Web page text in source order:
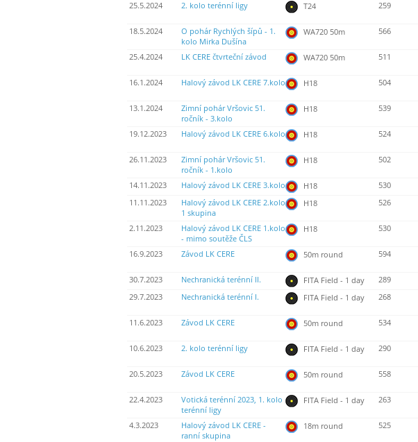
25.5.2024
2. kolo terénní ligy T24 259
18.5.2024
O pohár Rychlých šípů - 1.
kolo Mirka Dušína
WA720 50m 566
25.4.2024
LK CERE čtvrteční závod WA720 50m 511
16.1.2024
Halový závod LK CERE 7.kolo H18 504
13.1.2024
Zimní pohár Vršovic 51.
ročník - 3.kolo
H18 539
19.12.2023
Halový závod LK CERE 6.kolo H18 524
26.11.2023
Zimní pohár Vršovic 51.
ročník - 1.kolo
H18 502
14.11.2023
Halový závod LK CERE 3.kolo H18 530
11.11.2023
Halový závod LK CERE 2.kolo
1 skupina
H18 526
2.11.2023
Halový závod LK CERE 1.kolo
- mimo soutěže ČLS
H18 530
16.9.2023
Závod LK CERE 50m round 594
30.7.2023
Nechranická terénní II. FITA Field - 1 day 289
29.7.2023
Nechranická terénní I. FITA Field - 1 day 268
11.6.2023
Závod LK CERE 50m round 534
10.6.2023
2. kolo terénní ligy FITA Field - 1 day 290
20.5.2023
Závod LK CERE 50m round 558
22.4.2023
Votická terénní 2023, 1. kolo
terénní ligy
FITA Field - 1 day 263
4.3.2023
Halový závod LK CERE -
ranní skupina
18m round 525